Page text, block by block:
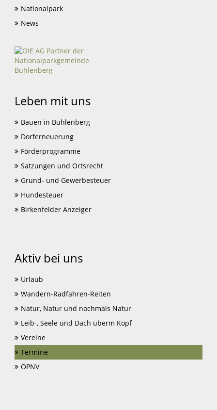
Nationalpark
News
Leben mit uns
Bauen in Buhlenberg
Dorferneuerung
Förderprogramme
Satzungen und Ortsrecht
Grund- und Gewerbesteuer
Hundesteuer
Birkenfelder Anzeiger
Aktiv bei uns
Urlaub
Wandern-Radfahren-Reiten
Natur, Natur und nochmals Natur
Leib-, Seele und Dach überm Kopf
Vereine
Termine
ÖPNV